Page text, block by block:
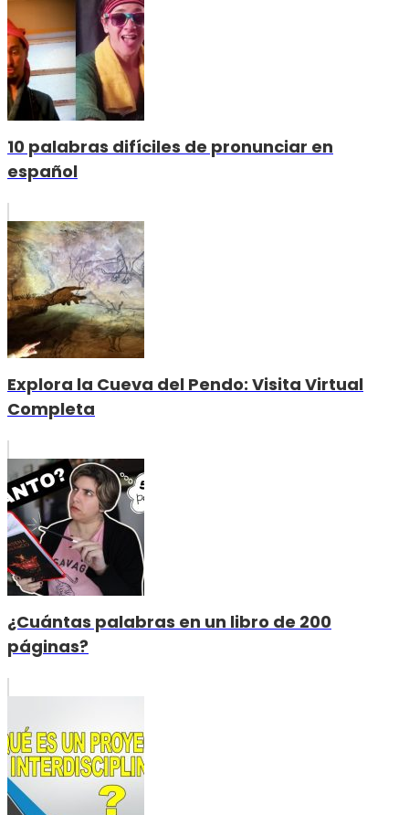
10 palabras difíciles de pronunciar en
español
Explora la Cueva del Pendo: Visita Virtual
Completa
¿Cuántas palabras en un libro de 200
páginas?